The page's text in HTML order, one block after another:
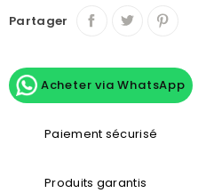
Partager
Acheter via WhatsApp
Paiement sécurisé
Produits garantis